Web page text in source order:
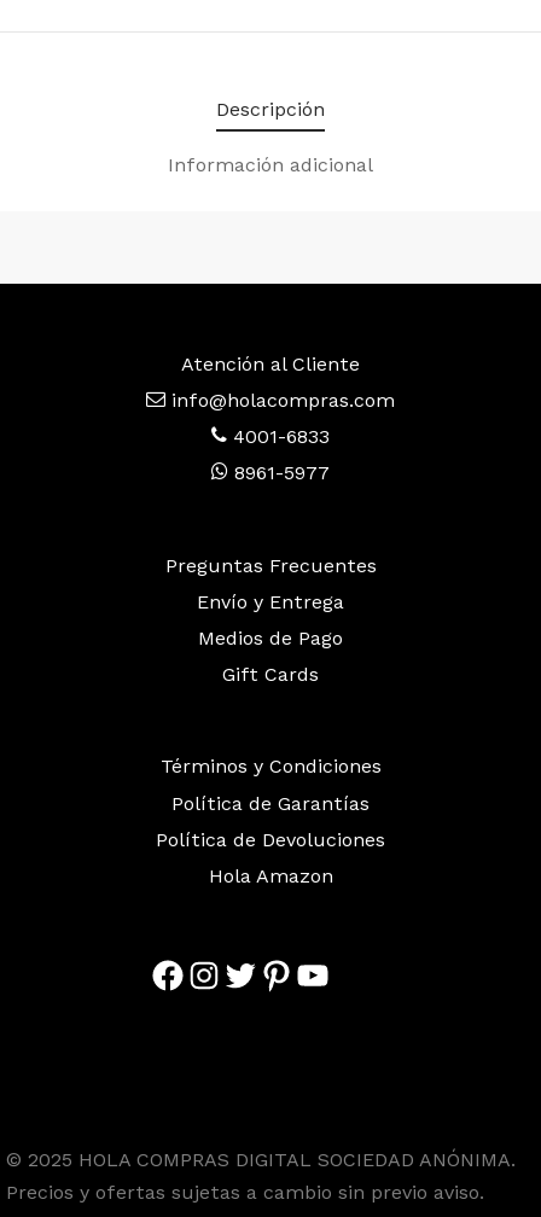
Descripción
Información adicional
Atención al Cliente
info@holacompras.com
4001-6833
8961-5977
Preguntas Frecuentes
Envío y Entrega
Medios de Pago
Gift Cards
Términos y Condiciones
Política de Garantías
Política de Devoluciones
Hola Amazon
Facebook
Instagram
Twitter
Pinterest
© 2025 HOLA COMPRAS DIGITAL SOCIEDAD ANÓNIMA.
Precios y ofertas sujetas a cambio sin previo aviso.